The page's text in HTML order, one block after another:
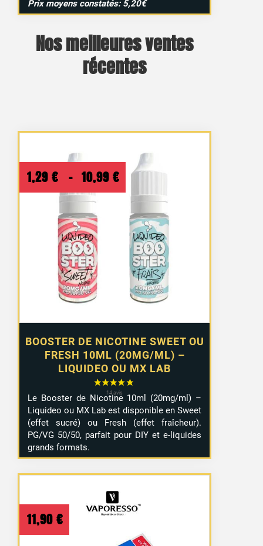
50 avis
Prix moyens constatés: 5,20€
Nos meilleures ventes
récentes
BOOSTER DE NICOTINE SWEET OU
FRESH 10ML (20MG/ML) –
LIQUIDEO OU MX LAB
1,29 € – 10,99 €
Plage
de
prix :
1,29 €
10,99 €
Le Booster de Nicotine 10ml (20mg/ml) –
Liquideo ou MX Lab est disponible en Sweet
(effet sucré) ou Fresh (effet fraîcheur).
PG/VG 50/50, parfait pour DIY et e-liquides
grands formats.
11,90 €